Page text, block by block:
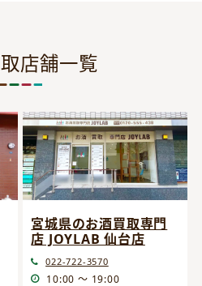
店舗一覧
宮城県のお酒買取専門
店 JOYLAB 仙台店
022-722-3570
10:00 ～ 19:00